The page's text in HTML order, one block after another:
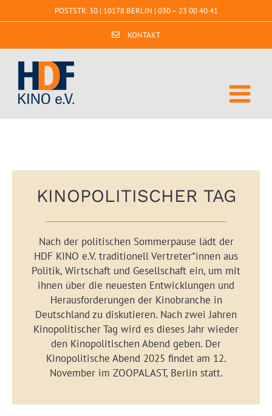
Inhalt
POSTSTR. 30 | 10178 BERLIN | 030 – 23 00 40 41
KONTAKT
KINOPOLITISCHER TAG
Nach der politischen Sommerpause lädt der
HDF KINO e.V. traditionell Vertreter*innen aus
Politik, Wirtschaft und Gesellschaft ein, um mit
ihnen über die neuesten Entwicklungen und
Herausforderungen der Kinobranche in
Deutschland zu diskutieren. Nach zwei Jahren
Kinopolitischer Tag wird es dieses Jahr wieder
den Kinopolitischen Abend geben. Der
Kinopolitische Abend 2025 findet am 12.
November im ZOOPALAST, Berlin statt.